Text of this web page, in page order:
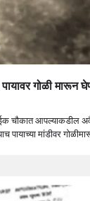
गोळी मारून
चौकात आपल्याकडील
मांडीवर